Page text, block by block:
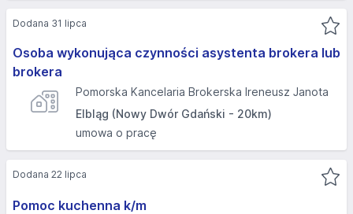
Osoba wykonująca czynności asystenta brokera lub
brokera
Pomorska Kancelaria Brokerska Ireneusz Janota
Elbląg (Nowy Dwór Gdański - 20km)
umowa o pracę
Dodana 31 lipca
Pomoc kuchenna k/m
Dodana 22 lipca